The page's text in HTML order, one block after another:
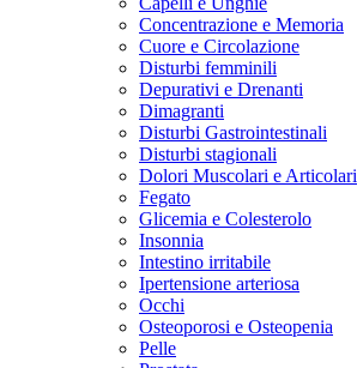
Concentrazione e Memoria
Cuore e Circolazione
Disturbi femminili
Depurativi e Drenanti
Dimagranti
Disturbi Gastrointestinali
Disturbi stagionali
Dolori Muscolari e Articolari
Fegato
Glicemia e Colesterolo
Insonnia
Intestino irritabile
Ipertensione arteriosa
Occhi
Osteoporosi e Osteopenia
Pelle